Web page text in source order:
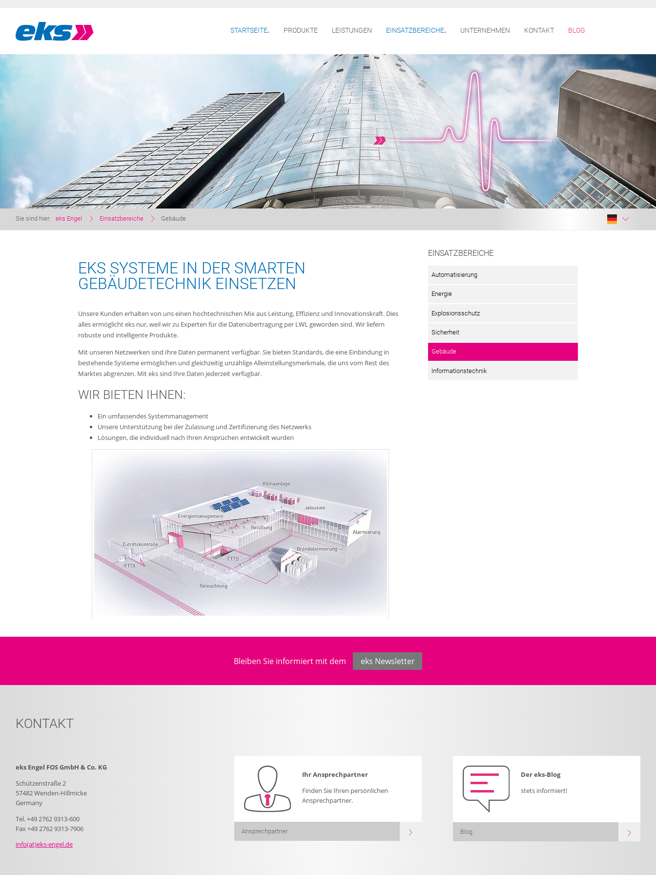
STARTSEITE PRODUKTE LEISTUNGEN EINSATZBEREICHE UNTERNEHMEN KONTAKT BLOG
Sie sind hier: eks Engel Einsatzbereiche Gebäude
EKS SYSTEME IN DER SMARTEN
GEBÄUDETECHNIK EINSETZEN
Unsere Kunden erhalten von uns einen hochtechnischen Mix aus Leistung, Effizienz und Innovationskraft. Dies
alles ermöglicht eks nur, weil wir zu Experten für die Datenübertragung per LWL geworden sind. Wir liefern
robuste und intelligente Produkte.
Mit unseren Netzwerken sind Ihre Daten permanent verfügbar. Sie bieten Standards, die eine Einbindung in
bestehende Systeme ermöglichen und gleichzeitig unzählige Alleinstellungsmerkmale, die uns vom Rest des
Marktes abgrenzen. Mit eks sind Ihre Daten jederzeit verfügbar.
WIR BIETEN IHNEN:
Ein umfassendes Systemmanagement
Unsere Unterstützung bei der Zulassung und Zertifizierung des Netzwerks
Lösungen, die individuell nach Ihren Ansprüchen entwickelt wurden
EINSATZBEREICHE
Automatisierung
Energie
Explosionsschutz
Sicherheit
Gebäude
Informationstechnik
Bleiben Sie informiert mit dem eks Newsletter
KONTAKT
eks Engel FOS GmbH & Co. KG
Schützenstraße 2
57482 Wenden-Hillmicke
Germany
Tel. +49 2762 9313-600
Fax +49 2762 9313-7906
info(at)eks-engel.de
Ihr Ansprechpartner
Finden Sie Ihren persönlichen
Ansprechpartner.
Ansprechpartner
Der eks-Blog
stets informiert!
Blog